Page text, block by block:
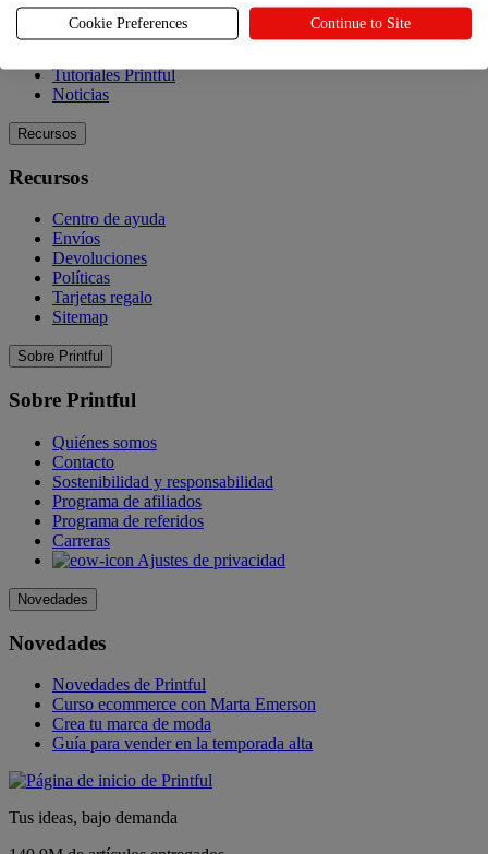
Explora
Tutoriales Printful
Noticias
Recursos
Recursos
Centro de ayuda
Envíos
Devoluciones
Políticas
Tarjetas regalo
Sitemap
Sobre Printful
Sobre Printful
Quiénes somos
Contacto
Sostenibilidad y responsabilidad
Programa de afiliados
Programa de referidos
Carreras
Ajustes de privacidad
Novedades
Novedades
Novedades de Printful
Curso ecommerce con Marta Emerson
Crea tu marca de moda
Guía para vender en la temporada alta
Tus ideas, bajo demanda
Cookie Preferences Continue to Site